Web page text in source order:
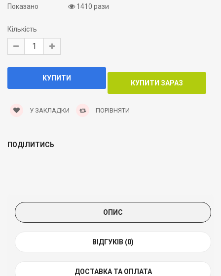
Показано
1410 рази
Кількість
У ЗАКЛАДКИ ПОРІВНЯТИ
ПОДІЛИТИСЬ
ОПИС
ВІДГУКІВ (0)
ДОСТАВКА ТА ОПЛАТА